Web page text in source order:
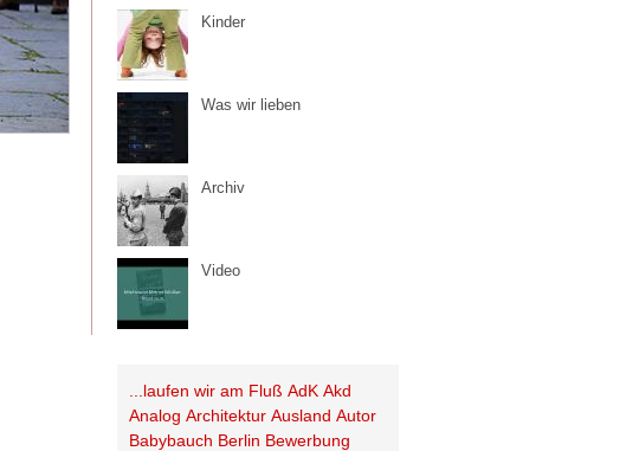
Kinder
Was wir lieben
Archiv
Video
...laufen wir am Fluß AdK Akd
Analog Architektur Ausland Autor
Babybauch Berlin Bewerbung